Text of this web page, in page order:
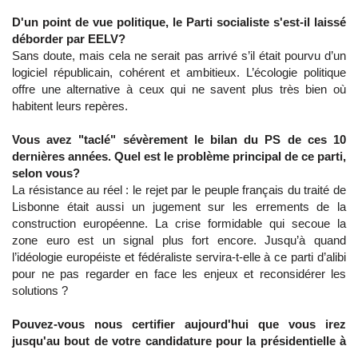
D'un point de vue politique, le Parti socialiste s'est-il laissé
déborder par EELV?
Sans doute, mais cela ne serait pas arrivé s’il était pourvu d’un
logiciel républicain, cohérent et ambitieux. L’écologie politique
offre une alternative à ceux qui ne savent plus très bien où
habitent leurs repères.
Vous avez "taclé" sévèrement le bilan du PS de ces 10
dernières années. Quel est le problème principal de ce parti,
selon vous?
La résistance au réel : le rejet par le peuple français du traité de
Lisbonne était aussi un jugement sur les errements de la
construction européenne. La crise formidable qui secoue la
zone euro est un signal plus fort encore. Jusqu’à quand
l’idéologie européiste et fédéraliste servira-t-elle à ce parti d’alibi
pour ne pas regarder en face les enjeux et reconsidérer les
solutions ?
Pouvez-vous nous certifier aujourd'hui que vous irez
jusqu'au bout de votre candidature pour la présidentielle à